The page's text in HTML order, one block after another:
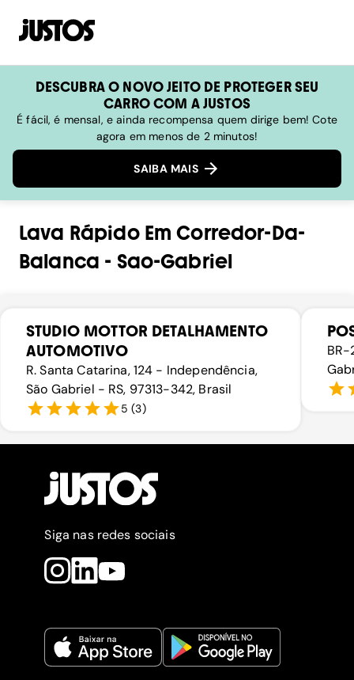
DESCUBRA O NOVO JEITO DE PROTEGER SEU
CARRO COM A JUSTOS
É fácil, é mensal, e ainda recompensa quem dirige bem! Cote
agora em menos de 2 minutos!
SAIBA MAIS
Lava RápidoEmCorredor-Da-
Balanca - Sao-Gabriel
STUDIO MOTTOR DETALHAMENTO
AUTOMOTIVO
R. Santa Catarina, 124 - Independência,
São Gabriel - RS, 97313-342, Brasil
5 (3)
BR-
Siga nas redes sociais